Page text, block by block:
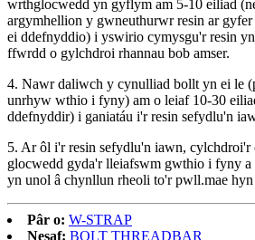
wrthglocwedd yn gyflym am 5-10 eiliad
argymhellion y gwneuthurwr resin ar gyfer
ei ddefnyddio) i yswirio cymysgu'r resin
ffwrdd o gylchdroi rhannau bob amser.
4. Nawr daliwch y cynulliad bollt yn ei le
unrhyw wthio i fyny) am o leiaf 10-30
ddefnyddir) i ganiatáu i'r resin sefydlu'n
5. Ar ôl i'r resin sefydlu'n iawn,
glocwedd gyda'r lleiafswm gwthio i fyny a
yn unol â chynllun rheoli to'r pwll.mae
Pâr o: W-STRAP
Nesaf: BOLT THREADBAR